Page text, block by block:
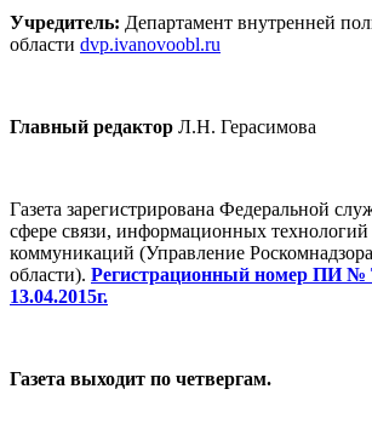
Учредитель: Департамент внутренней
области dvp.ivanovoobl.ru
Главный редактор Л.Н. Герасимова
Газета зарегистрирована Федеральной
сфере связи, информационных
коммуникаций (Управление
области). Регистрационный номер ПИ №
13.04.2015г.
Газета выходит по четвергам.